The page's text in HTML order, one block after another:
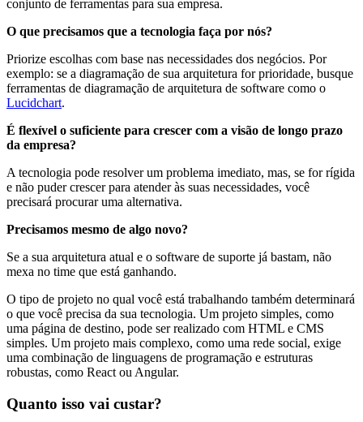
conjunto de ferramentas para sua empresa.
O que precisamos que a tecnologia faça por nós?
Priorize escolhas com base nas necessidades dos negócios. Por
exemplo: se a diagramação de sua arquitetura for prioridade, busque
ferramentas de diagramação de arquitetura de software como o
Lucidchart.
É flexível o suficiente para crescer com a visão de longo prazo
da empresa?
A tecnologia pode resolver um problema imediato, mas, se for rígida
e não puder crescer para atender às suas necessidades, você
precisará procurar uma alternativa.
Precisamos mesmo de algo novo?
Se a sua arquitetura atual e o software de suporte já bastam, não
mexa no time que está ganhando.
O tipo de projeto no qual você está trabalhando também determinará
o que você precisa da sua tecnologia. Um projeto simples, como
uma página de destino, pode ser realizado com HTML e CMS
simples. Um projeto mais complexo, como uma rede social, exige
uma combinação de linguagens de programação e estruturas
robustas, como React ou Angular.
Quanto isso vai custar?